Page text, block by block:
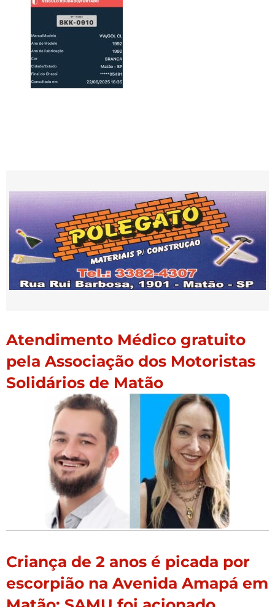
Atendimento Médico gratuito
pela Associação dos Motoristas
Solidários de Matão
Criança de 2 anos é picada por
escorpião na Avenida Amapá em